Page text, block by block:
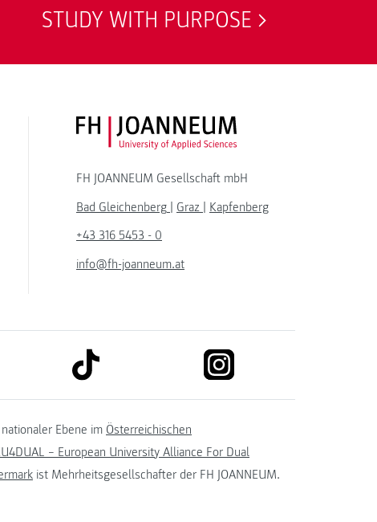
STUDY WITH PURPOSE
FH JOANNEUM Logo
FH JOANNEUM Gesellschaft mbH
Bad Gleichenberg | Graz | Kapfenberg
+43 316 5453 - 0
info@fh-joanneum.at
link to tiktok
Ebene im Österreichischen
– European University Alliance For Dual
ist Mehrheitsgesellschafter der FH JOANNEUM.